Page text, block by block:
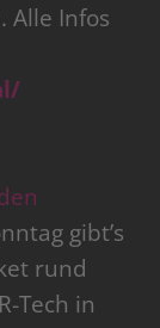
Alle Infos
gibt’s
rund
Tech in